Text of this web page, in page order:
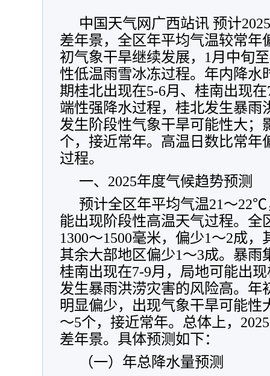
中国天气网广西站讯 预计
差年景，全区年平均气温较常年
初气象干旱继续发展，1月中旬
性低温雨雪冰冻过程。年内降水
期桂北出现在5-6月、桂南出现
端性强降水过程，桂北发生暴雨
发生阶段性气象干旱可能性大；
个，接近常年。高温日数比常年
过程。
一、2025年度气候趋势预测
预计全区年平均气温21～
能出现阶段性高温天气过程。全
1300～1500毫米，偏少1～2成
其余大部地区偏少1～3成。暴雨
桂南出现在7-9月，局地可能出
发生暴雨洪涝灾害的风险高。年
明显偏少，出现气象干旱可能性
～5个，接近常年。总体上，
差年景。具体预测如下：
（一）年总降水量预测